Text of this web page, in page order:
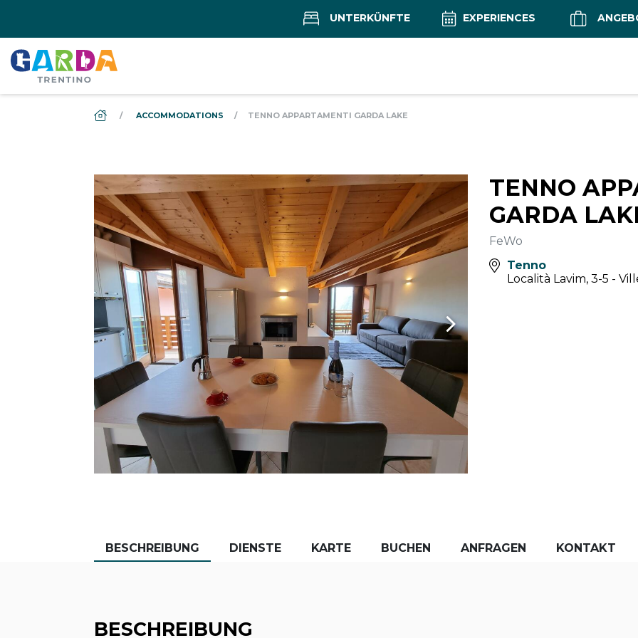
UNTERKÜNFTE EXPERIENCES
DS_BREADCRUMB.HOME
ACCOMMODATIONS TENNO APPARTAMENTI GARDA LAKE
TENNO
GARDA
FeWo
Tenno
Località Lavim, 3-5 -
BESCHREIBUNG DIENSTE KARTE BUCHEN ANFRAGEN KONTAKT
BESCHREIBUNG